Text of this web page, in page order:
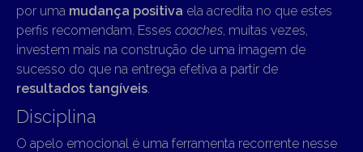
por uma mudança positiva ela acredita no que estes
perfis recomendam. Esses coaches , muitas vezes,
investem mais na construção de uma imagem de
sucesso do que na entrega efetiva a partir de
resultados tangíveis
Disciplina
O apelo emocional é uma ferramenta recorrente nesse